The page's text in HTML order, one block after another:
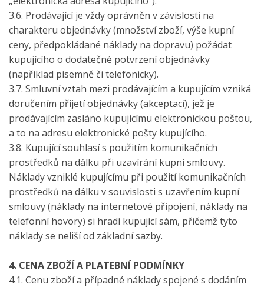
3.6. Prodávající je vždy oprávněn v závislosti na
charakteru objednávky (množství zboží, výše kupní
ceny, předpokládané náklady na dopravu) požádat
kupujícího o dodatečné potvrzení objednávky
(například písemně či telefonicky).
3.7. Smluvní vztah mezi prodávajícím a kupujícím vzniká
doručením přijetí objednávky (akceptací), jež je
prodávajícím zasláno kupujícímu elektronickou poštou,
a to na adresu elektronické pošty kupujícího.
3.8. Kupující souhlasí s použitím komunikačních
prostředků na dálku při uzavírání kupní smlouvy.
Náklady vzniklé kupujícímu při použití komunikačních
prostředků na dálku v souvislosti s uzavřením kupní
smlouvy (náklady na internetové připojení, náklady na
telefonní hovory) si hradí kupující sám, přičemž tyto
náklady se neliší od základní sazby.
4. CENA ZBOŽÍ A PLATEBNÍ PODMÍNKY
4.1. Cenu zboží a případné náklady spojené s dodáním